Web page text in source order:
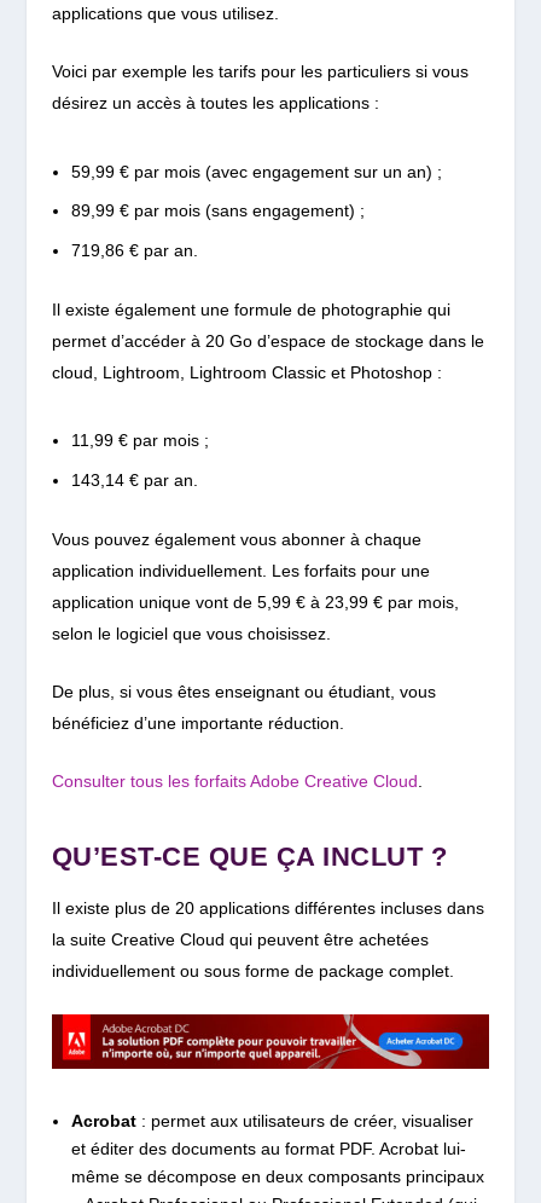
applications que vous utilisez.
Voici par exemple les tarifs pour les particuliers si vous
désirez un accès à toutes les applications :
59,99 € par mois (avec engagement sur un an) ;
89,99 € par mois (sans engagement) ;
719,86 € par an.
Il existe également une formule de photographie qui
permet d’accéder à 20 Go d’espace de stockage dans le
cloud, Lightroom, Lightroom Classic et Photoshop :
11,99 € par mois ;
143,14 € par an.
Vous pouvez également vous abonner à chaque
application individuellement. Les forfaits pour une
application unique vont de 5,99 € à 23,99 € par mois,
selon le logiciel que vous choisissez.
De plus, si vous êtes enseignant ou étudiant, vous
bénéficiez d’une importante réduction.
Consulter tous les forfaits Adobe Creative Cloud.
QU’EST-CE QUE ÇA INCLUT ?
Il existe plus de 20 applications différentes incluses dans
la suite Creative Cloud qui peuvent être achetées
individuellement ou sous forme de package complet.
Acrobat : permet aux utilisateurs de créer, visualiser
et éditer des documents au format PDF. Acrobat lui-
même se décompose en deux composants principaux